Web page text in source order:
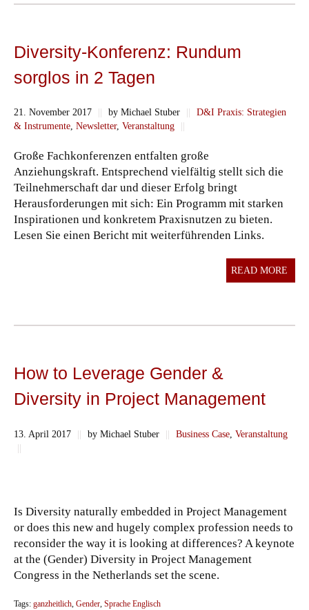
Diversity-Konferenz: Rundum
sorglos in 2 Tagen
21. November 2017 || by Michael Stuber ||
D&I Praxis: Strategien
& Instrumente Newsletter, Veranstaltung ||
Große Fachkonferenzen entfalten große
Anziehungskraft. Entsprechend vielfältig stellt sich die
Teilnehmerschaft dar und dieser Erfolg bringt
Herausforderungen mit sich: Ein Programm mit starken
Inspirationen und konkretem Praxisnutzen zu bieten.
Lesen Sie einen Bericht mit weiterführenden Links.
READ MORE
How to Leverage Gender &
Diversity in Project Management
13. April 2017 || by Michael Stuber || Business Case Veranstaltung
||
Is Diversity naturally embedded in Project Management
or does this new and hugely complex profession needs to
reconsider the way it is looking at differences? A keynote
at the (Gender) Diversity in Project Management
Congress in the Netherlands set the scene.
Tags: ganzheitlich, Gender, Sprache Englisch